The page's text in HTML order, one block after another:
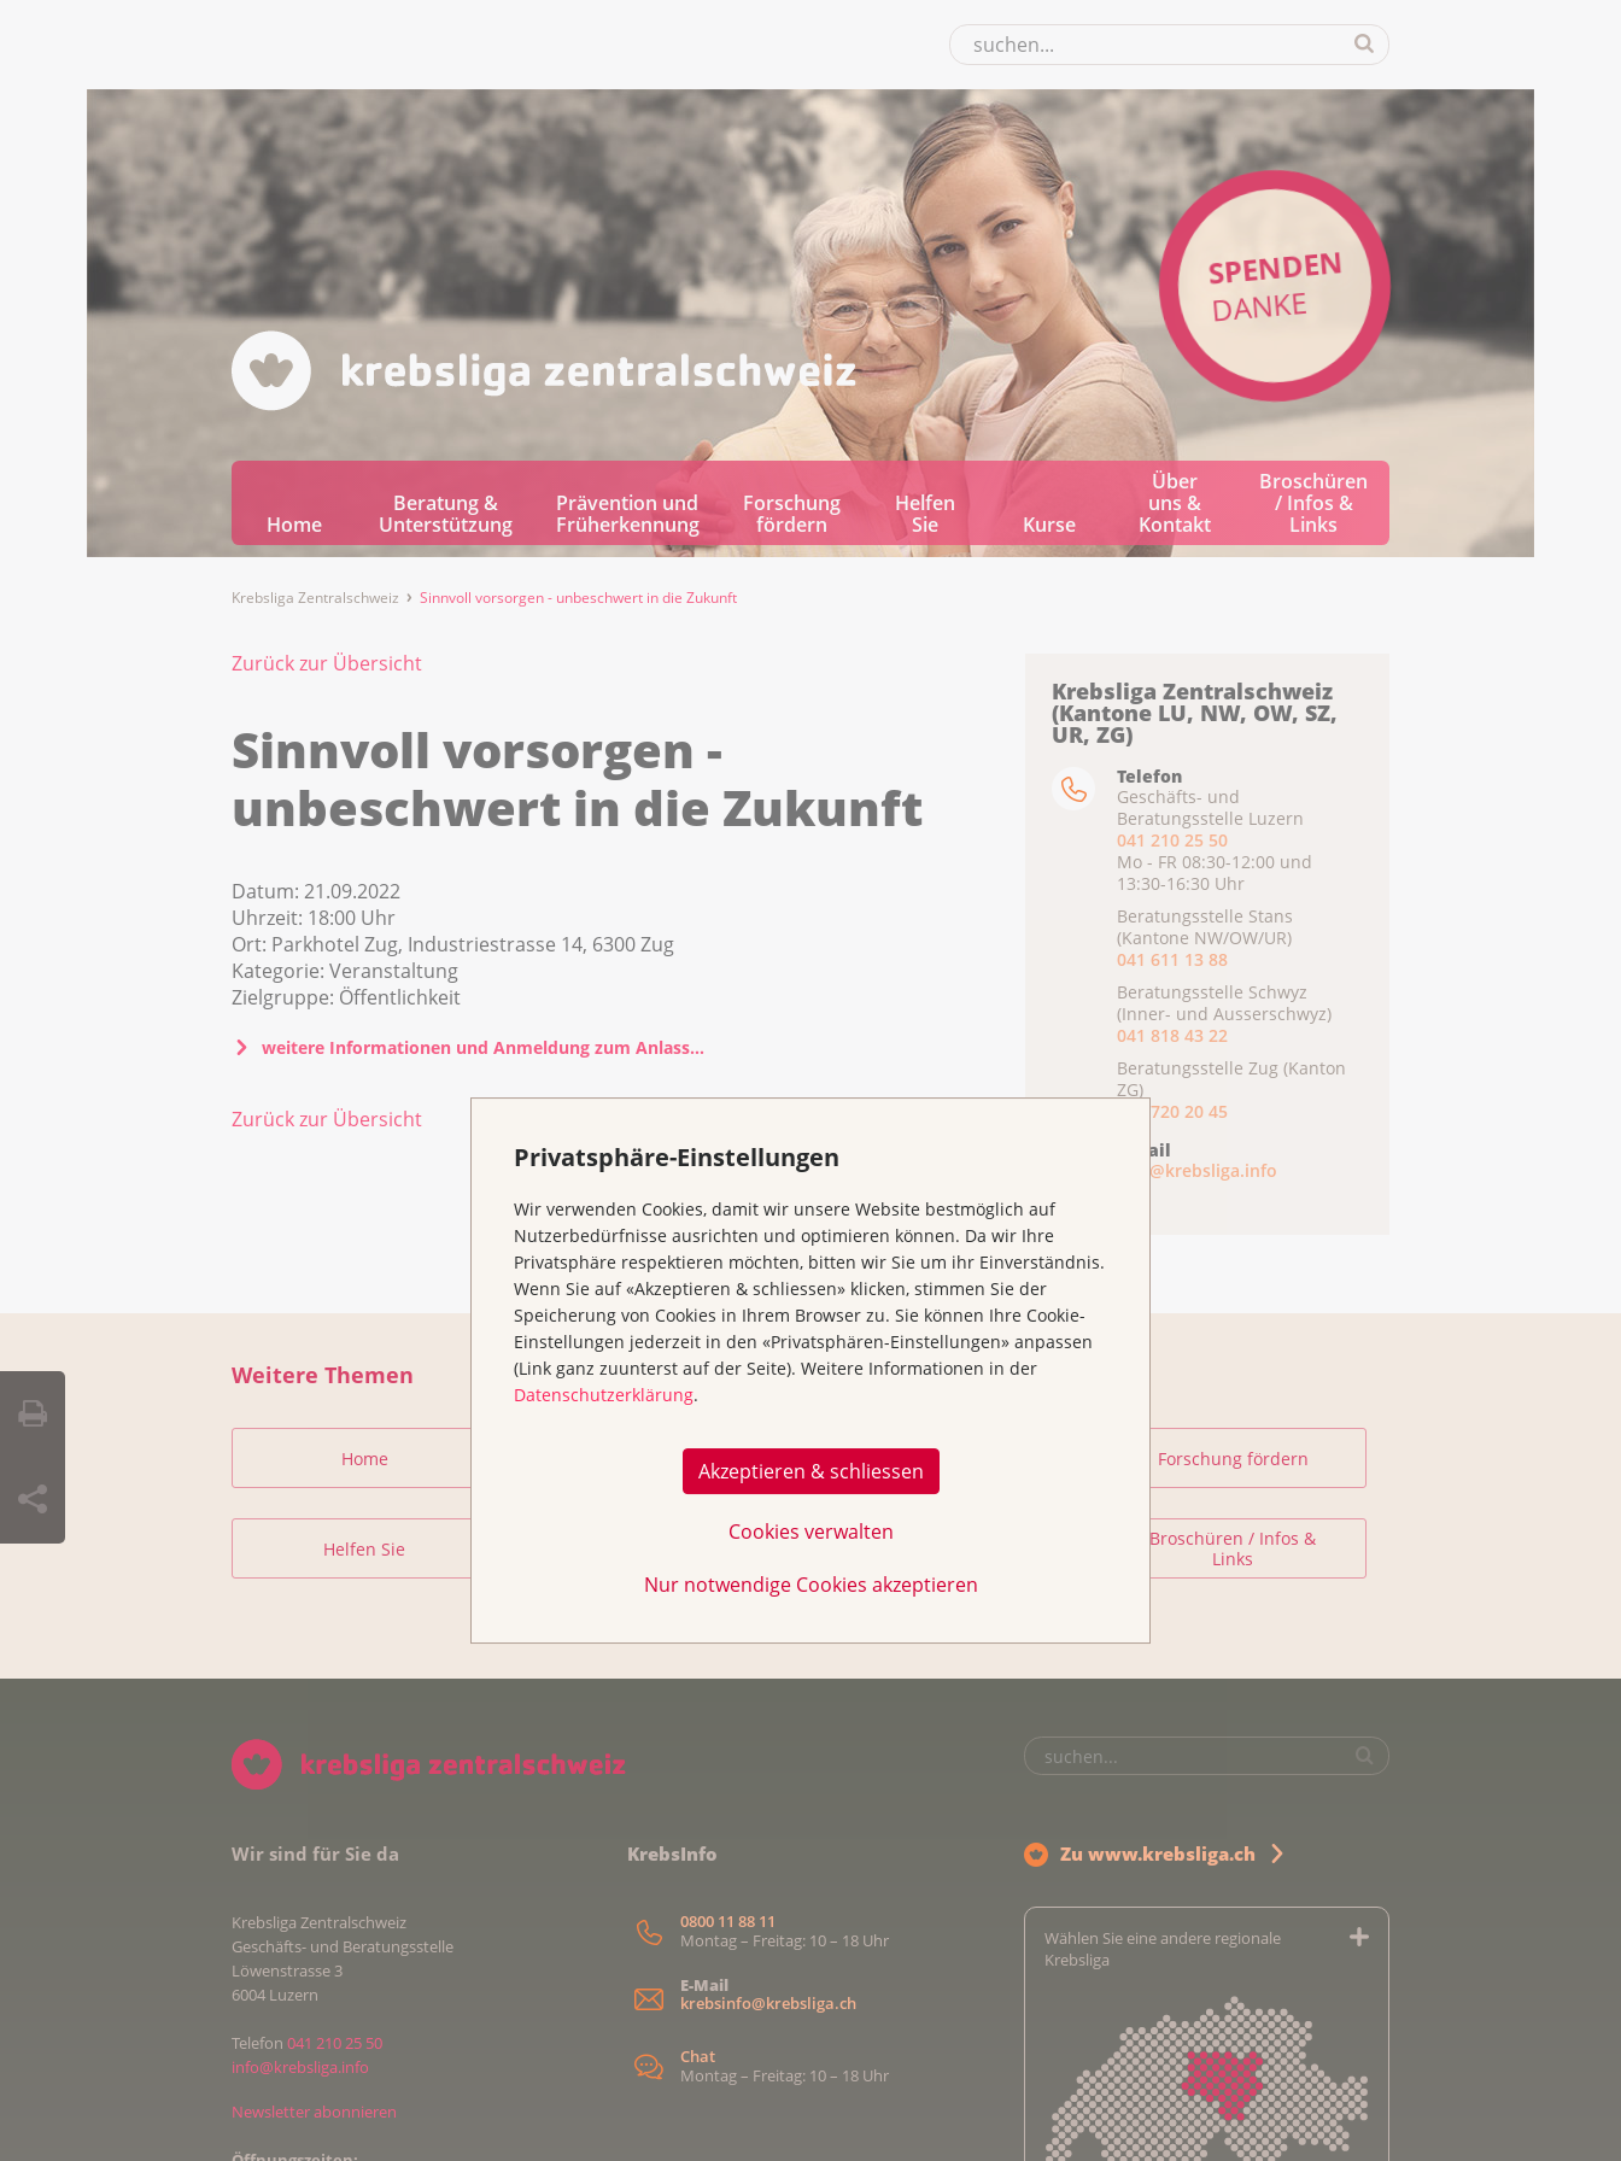
Privatsphäre-Einstellungen
Wir verwenden Cookies, damit wir unsere Website bestmöglich auf
Nutzerbedürfnisse ausrichten und optimieren können. Da wir Ihre
Privatsphäre respektieren möchten, bitten wir Sie um ihr Einverständnis.
Wenn Sie auf «Akzeptieren & schliessen» klicken, stimmen Sie der
Speicherung von Cookies in Ihrem Browser zu. Sie können Ihre Cookie-
Einstellungen jederzeit in den «Privatsphären-Einstellungen» anpassen
(Link ganz zuunterst auf der Seite). Weitere Informationen in der
Datenschutzerklärung.
Akzeptieren & schliessen
Cookies verwalten
Nur notwendige Cookies akzeptieren
SPENDEN
DANKE
Home
Beratung &
Unterstützung
Prävention und
Früherkennung
Forschung
fördern
Helfen
Sie
Kurse
Über
uns &
Kontakt
Broschüren
/ Infos &
Links
Krebsliga Zentralschweiz Sinnvoll vorsorgen - unbeschwert in die Zukunft
Zurück zur Übersicht
Sinnvoll vorsorgen -
unbeschwert in die Zukunft
Datum: 21.09.2022
Uhrzeit: 18:00 Uhr
Ort: Parkhotel Zug, Industriestrasse 14, 6300 Zug
Kategorie: Veranstaltung
Zielgruppe: Öffentlichkeit
weitere Informationen und Anmeldung zum Anlass...
Zurück zur Übersicht
Krebsliga Zentralschweiz
(Kantone LU, NW, OW, SZ,
UR, ZG)
Telefon
Geschäfts- und
Beratungsstelle Luzern
041 210 25 50
Mo - FR 08:30-12:00 und
13:30-16:30 Uhr
Beratungsstelle Stans
(Kantone NW/OW/UR)
041 611 13 88
Beratungsstelle Schwyz
(Inner- und Ausserschwyz)
041 818 43 22
Beratungsstelle Zug (Kanton
ZG)
041 720 20 45
E-Mail
info@krebsliga.info
Weitere Themen
Home
Beratung &
Unterstützung
Prävention und
Früherkennung
Forschung fördern
Helfen Sie
Broschüren / Infos &
Links
Wir sind für Sie da
Krebsliga Zentralschweiz
Geschäfts- und Beratungsstelle
Löwenstrasse 3
6004 Luzern
Telefon 041 210 25 50
info@krebsliga.info
Newsletter abonnieren
KrebsInfo
0800 11 88 11
Montag – Freitag: 10 – 18 Uhr
E-Mail
krebsinfo@krebsliga.ch
Chat
Montag – Freitag: 10 – 18 Uhr
Zu www.krebsliga.ch
Wählen Sie eine andere regionale
Krebsliga